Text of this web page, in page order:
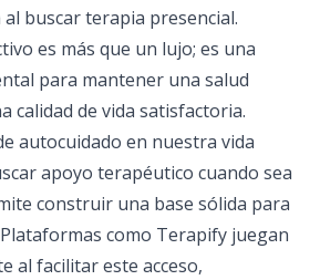
buscar terapia presencial.
es más que un lujo; es una
para mantener una salud
calidad de vida satisfactoria.
autocuidado en nuestra vida
apoyo terapéutico cuando sea
construir una base sólida para
como Terapify juegan
al facilitar este acceso,